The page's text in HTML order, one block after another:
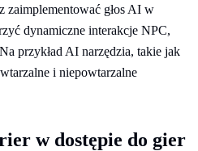
zaimplementować głos AI w
dynamiczne interakcje NPC,
przykład AI narzędzia, takie jak
i niepowtarzalne
w dostępie do gier